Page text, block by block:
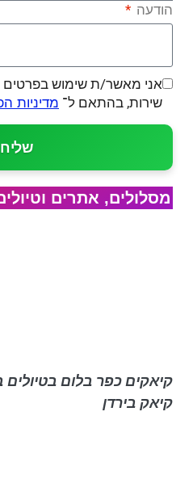
הודעה
אני מאשר/ת שימוש בפרטים
שירות, בהתאם ל־ מדיניות
מסלולים, אתרים
קיאקים כפר בלום בטיולים
קיאק בירדן